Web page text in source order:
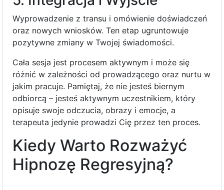
Wyprowadzenie z transu i omówienie doświadczeń
oraz nowych wniosków. Ten etap ugruntowuje
pozytywne zmiany w Twojej świadomości.
Cała sesja jest procesem aktywnym i może się
różnić w zależności od prowadzącego oraz nurtu w
jakim pracuje. Pamiętaj, że nie jesteś biernym
odbiorcą – jesteś aktywnym uczestnikiem, który
opisuje swoje odczucia, obrazy i emocje, a
terapeuta jedynie prowadzi Cię przez ten proces.
Kiedy Warto Rozważyć
Hipnozę Regresyjną?